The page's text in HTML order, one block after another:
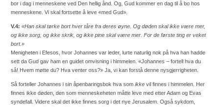
bor i dag i menneskene ved Den hellig ånd. Og, Gud kommer en dag til å bo hos
menneskene. Vi skal fortsette å leve «med Gud».
V.4: «Han skal tørke bort hver tåre fra deres øyne. Og døden skal ikke være mer,
og ikke sorg, og ikke skrik, og ikke pine skal være mer. For de første ting er veket
bort.»
Menigheten i Efesos, hvor Johannes var leder, lurte naturlig nok på hva han hadde
sett da Gud gav ham en guidet omvisning i himmelen. «Johannes – fortell hva du
så! Hvem møtte du? Hva venter oss?» Ja, vi kan forstå denne nysgjerrigheten.
Så forteller Johannes i sin åpenbaringsbok hva som ikke vil finnes i himmelen. Her
finnes ikke døden, den som menneskeheten måtte leve med etter Adam og Evas
syndefall. Videre skal det ikke finnes sorg i det nye Jerusalem. Også sykdom,